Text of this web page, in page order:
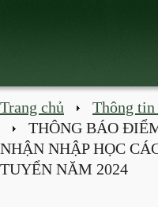
Trang chủ
Thông tin
THÔNG BÁO
NHẬN NHẬP HỌC
TUYỂN NĂM 2024